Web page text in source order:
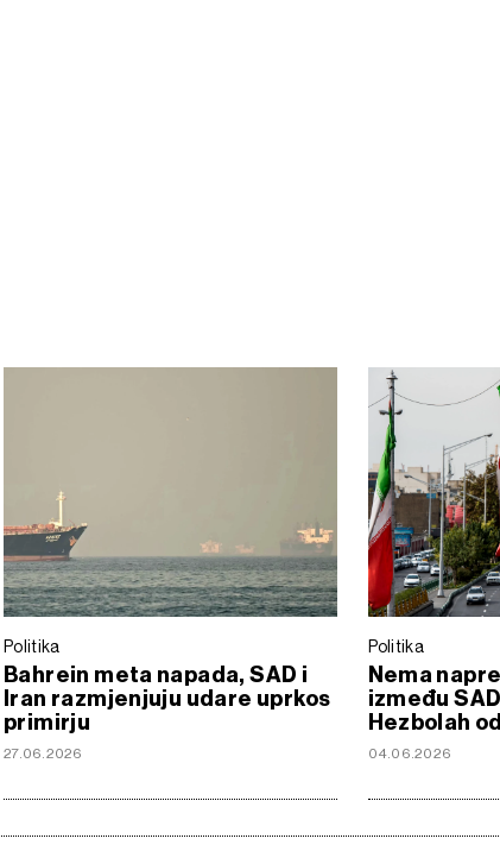
Politika
Bahrein meta napada, SAD i
Iran razmjenjuju udare uprkos
primirju
27.06.2026
Politika
Nema
između
Hezbolah
04.06.2026